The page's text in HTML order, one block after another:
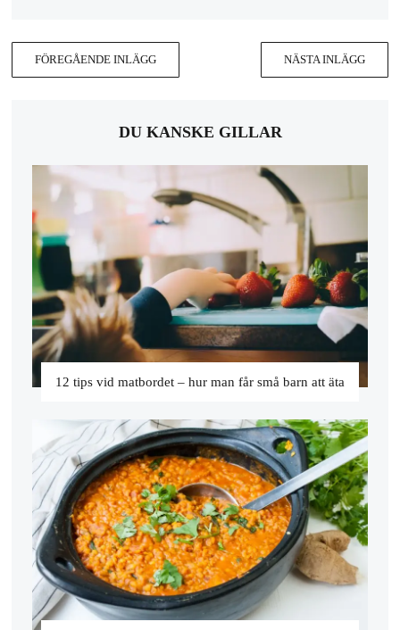
FÖREGÅENDE INLÄGG NÄSTA INLÄGG
DU KANSKE GILLAR
12 tips vid matbordet – hur man får små barn att äta